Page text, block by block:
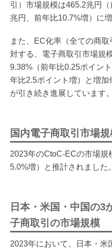
引）市場規模は465.2兆円
兆円、前年比10.7%増）に
また、EC化率（全ての商
対する、電子商取引市場規
9.38%（前年比0.25ポイン
年比2.5ポイント増）と増
が引き続き進展しています。
国内電子商取引市場規
2023年のCtoC-ECの市場規
5.0%増）と推計されました。
日本・米国・中国の3
子商取引の市場規模
2023年において、日本・米